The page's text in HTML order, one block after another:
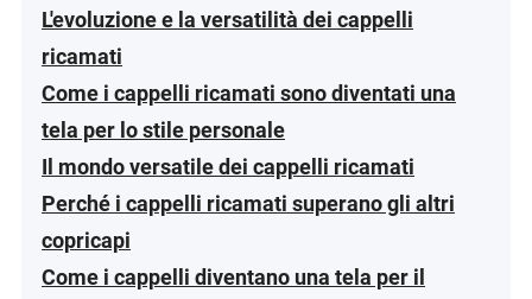
L'evoluzione e la versatilità dei cappelli
ricamati
Come i cappelli ricamati sono diventati una
tela per lo stile personale
Il mondo versatile dei cappelli ricamati
Perché i cappelli ricamati superano gli altri
copricapi
Come i cappelli diventano una tela per il